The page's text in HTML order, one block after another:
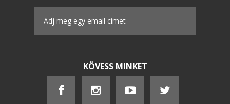
KÖVESS MINKET